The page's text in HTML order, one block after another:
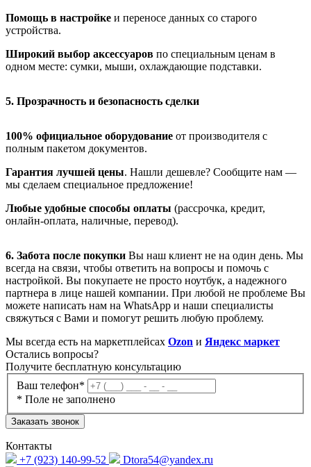
Помощь в настройке и переносе данных со старого
устройства.
Широкий выбор аксессуаров по специальным ценам в
одном месте: сумки, мыши, охлаждающие подставки.
5. Прозрачность и безопасность сделки
100% официальное оборудование от производителя с
полным пакетом документов.
Гарантия лучшей цены. Нашли дешевле? Сообщите нам —
мы сделаем специальное предложение!
Любые удобные способы оплаты (рассрочка, кредит,
онлайн-оплата, наличные, перевод).
6. Забота после покупки Вы наш клиент не на один день. Мы
всегда на связи, чтобы ответить на вопросы и помочь с
настройкой. Вы покупаете не просто ноутбук, а надежного
партнера в лице нашей компании. При любой не проблеме Вы
можете написать нам на WhatsApp и наши специалисты
свяжуться с Вами и помогут решить любую проблему.
Мы всегда есть на маркетплейсах Ozon и Яндекс маркет
Остались вопросы?
Получите бесплатную консультацию
Ваш телефон*
* Поле не заполнено
Заказать звонок
Контакты
+7 (923) 140-99-52
Dtora54@yandex.ru